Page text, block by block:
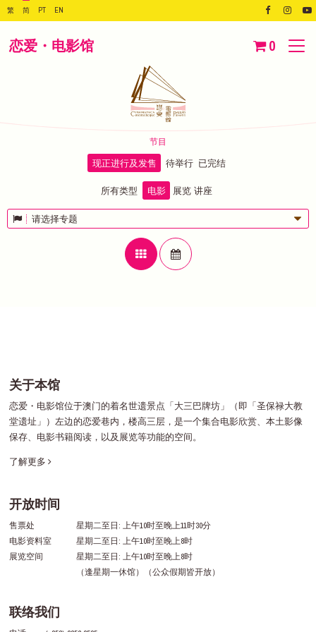
繁 简 PT EN
恋爱・电影馆 0
节目
现正进行及发售 待举行 已完结
所有类型 电影 展览 讲座
请选择专题
关于本馆
恋爱・电影馆位于澳门的着名世遗景点「大三巴牌坊」（即「圣保禄大教
堂遗址」）左边的恋爱巷内，楼高三层，是一个集合电影欣赏、本土影像
保存、电影书籍阅读，以及展览等功能的空间。
了解更多
开放时间
售票处
星期二至日: 上午10时至晚上11时30分
电影资料室
星期二至日: 上午10时至晚上8时
展览空间
星期二至日: 上午10时至晚上8时
（逢星期一休馆）（公众假期皆开放）
联络我们